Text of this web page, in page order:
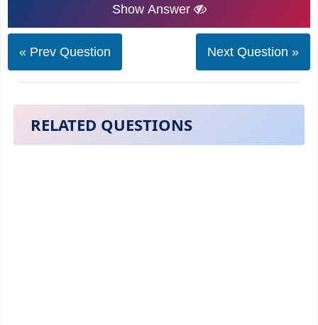
Show Answer
« Prev Question Next Question »
RELATED QUESTIONS